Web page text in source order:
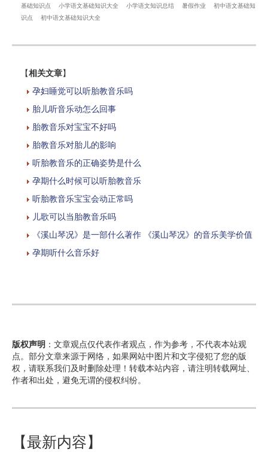
基础知识点
小学语文基础知识大全 小学语文知识总结 暑假作业
初中语文基础知
识点
初中语文基础知识大全
【相关文章】
孕妇睡觉可以听胎教音乐吗
胎儿听音乐动怎么回事
胎教音乐对宝宝不好吗
胎教音乐对胎儿的影响
听胎教音乐的正确姿势是什么
孕期什么时候可以听胎教音乐
听胎教音乐宝宝会动正常吗
儿歌可以当胎教音乐吗
《溪山琴况》是一部什么著作 《溪山琴况》的音乐美学价值
孕期听什么音乐好
版权声明 ：文章观点仅代表作者观点，作为参考，不代表本站观
点。部分文章来源于网络，如果网站中图片和文字侵犯了您的版
权，请联系我们及时删除处理！转载本站内容，请注明转载网址、
作者和出处，避免无谓的侵权纠纷。
【最新内容】